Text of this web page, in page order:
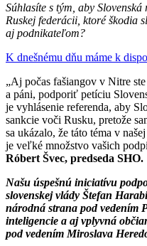
Súhlasíte s tým, aby
Ruskej federácii, ktoré škodia
aj podnikateľom?
K dnešnému dňu máme k
„Aj počas fašiangov v Nitre
a páni, podporiť petíciu
je vyhlásenie referenda, aby
sankcie voči Rusku, pretože
sa ukázalo, že táto téma v
je veľké množstvo vašich
Róbert Švec, predseda SHO.
Našu úspešnú iniciatívu
slovenskej vlády Štefan
národná strana pod vedením
inteligencie a aj vplyvná
pod vedením Miroslava